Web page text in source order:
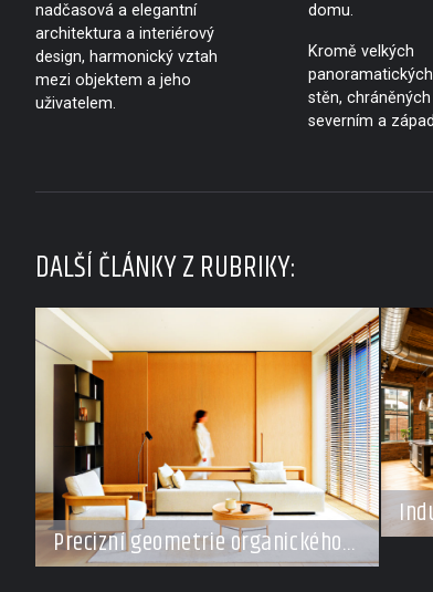
nadčasová a elegantní
architektura a interiérový
design, harmonický vztah
mezi objektem a jeho
uživatelem.
domu.
Kromě velkých
stěn,
severním a
DALŠÍ ČLÁNKY Z RUBRIKY:
Precizní geometrie organického
klidu